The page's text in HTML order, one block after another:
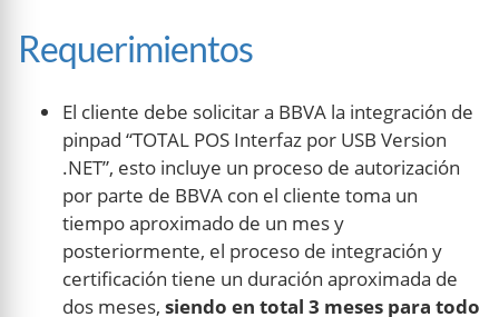
Requerimientos
El cliente debe solicitar a BBVA la integración de
pinpad “TOTAL POS Interfaz por USB Version
.NET”, esto incluye un proceso de autorización
por parte de BBVA con el cliente toma un
tiempo aproximado de un mes y
posteriormente, el proceso de integración y
certificación tiene un duración aproximada de
dos meses, siendo en total 3 meses para todo